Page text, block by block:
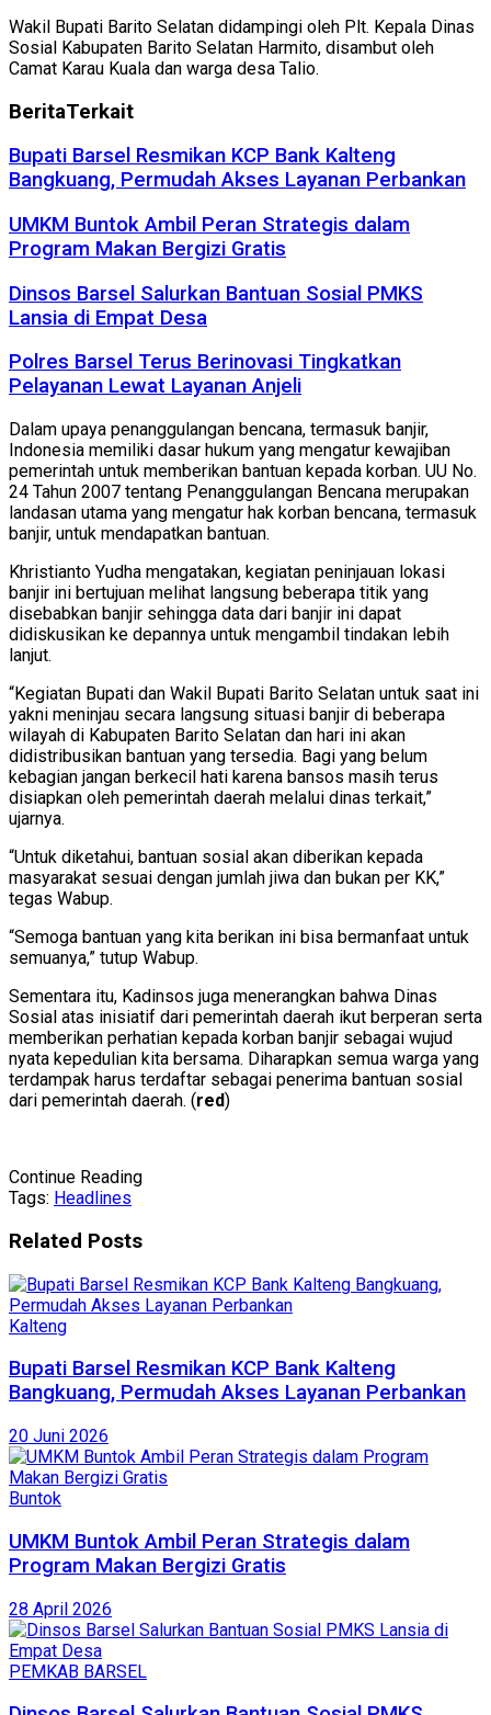
Wakil Bupati Barito Selatan didampingi oleh Plt. Kepala Dinas
Sosial Kabupaten Barito Selatan Harmito, disambut oleh
Camat Karau Kuala dan warga desa Talio.
BeritaTerkait
Bupati Barsel Resmikan KCP Bank Kalteng
Bangkuang, Permudah Akses Layanan Perbankan
UMKM Buntok Ambil Peran Strategis dalam
Program Makan Bergizi Gratis
Dinsos Barsel Salurkan Bantuan Sosial PMKS
Lansia di Empat Desa
Polres Barsel Terus Berinovasi Tingkatkan
Pelayanan Lewat Layanan Anjeli
Dalam upaya penanggulangan bencana, termasuk banjir,
Indonesia memiliki dasar hukum yang mengatur kewajiban
pemerintah untuk memberikan bantuan kepada korban. UU No.
24 Tahun 2007 tentang Penanggulangan Bencana merupakan
landasan utama yang mengatur hak korban bencana, termasuk
banjir, untuk mendapatkan bantuan.
Khristianto Yudha mengatakan, kegiatan peninjauan lokasi
banjir ini bertujuan melihat langsung beberapa titik yang
disebabkan banjir sehingga data dari banjir ini dapat
didiskusikan ke depannya untuk mengambil tindakan lebih
lanjut.
“Kegiatan Bupati dan Wakil Bupati Barito Selatan untuk saat ini
yakni meninjau secara langsung situasi banjir di beberapa
wilayah di Kabupaten Barito Selatan dan hari ini akan
didistribusikan bantuan yang tersedia. Bagi yang belum
kebagian jangan berkecil hati karena bansos masih terus
disiapkan oleh pemerintah daerah melalui dinas terkait,”
ujarnya.
“Untuk diketahui, bantuan sosial akan diberikan kepada
masyarakat sesuai dengan jumlah jiwa dan bukan per KK,”
tegas Wabup.
“Semoga bantuan yang kita berikan ini bisa bermanfaat untuk
semuanya,” tutup Wabup.
Sementara itu, Kadinsos juga menerangkan bahwa Dinas
Sosial atas inisiatif dari pemerintah daerah ikut berperan serta
memberikan perhatian kepada korban banjir sebagai wujud
nyata kepedulian kita bersama. Diharapkan semua warga yang
terdampak harus terdaftar sebagai penerima bantuan sosial
dari pemerintah daerah. (red)
Continue Reading
Tags: Headlines
Related Posts
Kalteng
Bupati Barsel Resmikan KCP Bank Kalteng
Bangkuang, Permudah Akses Layanan Perbankan
20 Juni 2026
Buntok
UMKM Buntok Ambil Peran Strategis dalam
Program Makan Bergizi Gratis
28 April 2026
PEMKAB BARSEL